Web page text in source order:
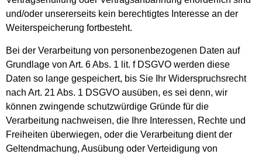
und/oder unsererseits kein berechtigtes Interesse an der
Weiterspeicherung fortbesteht.
Bei der Verarbeitung von personenbezogenen Daten auf
Grundlage von Art. 6 Abs. 1 lit. f DSGVO werden diese
Daten so lange gespeichert, bis Sie Ihr Widerspruchsrecht
nach Art. 21 Abs. 1 DSGVO ausüben, es sei denn, wir
können zwingende schutzwürdige Gründe für die
Verarbeitung nachweisen, die Ihre Interessen, Rechte und
Freiheiten überwiegen, oder die Verarbeitung dient der
Geltendmachung, Ausübung oder Verteidigung von